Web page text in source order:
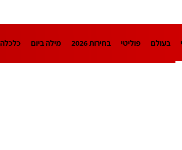
בעולם פוליטי בחירות 2026 מילה ביום כלכלה